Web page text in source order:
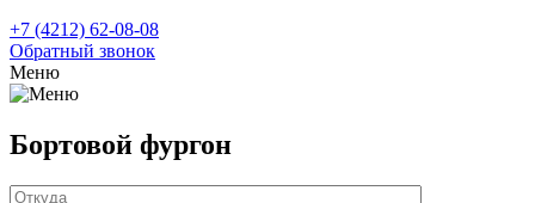
+7 (4212) 62-08-08
Обратный звонок
Меню
Бортовой фургон